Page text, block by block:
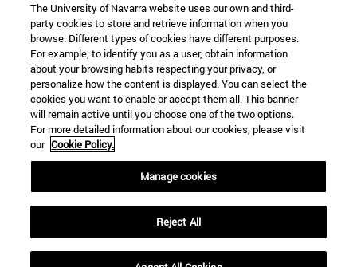
The University of Navarra website uses our own and third-
party cookies to store and retrieve information when you
browse. Different types of cookies have different purposes.
For example, to identify you as a user, obtain information
about your browsing habits respecting your privacy, or
personalize how the content is displayed. You can select the
cookies you want to enable or accept them all. This banner
will remain active until you choose one of the two options.
For more detailed information about our cookies, please visit
our Cookie Policy.
Manage cookies
Reject All